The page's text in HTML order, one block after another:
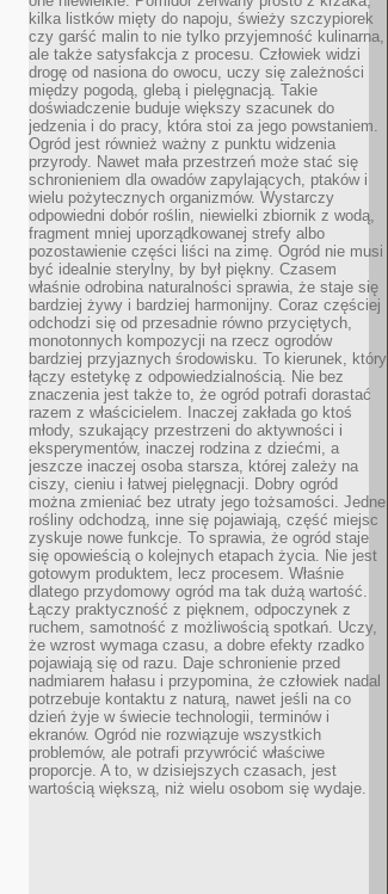
kilka listków mięty do napoju, świeży szczypiorek
czy garść malin to nie tylko przyjemność kulinarna,
ale także satysfakcja z procesu. Człowiek widzi
drogę od nasiona do owocu, uczy się zależności
między pogodą, glebą i pielęgnacją. Takie
doświadczenie buduje większy szacunek do
jedzenia i do pracy, która stoi za jego powstaniem.
Ogród jest również ważny z punktu widzenia
przyrody. Nawet mała przestrzeń może stać się
schronieniem dla owadów zapylających, ptaków i
wielu pożytecznych organizmów. Wystarczy
odpowiedni dobór roślin, niewielki zbiornik z wodą,
fragment mniej uporządkowanej strefy albo
pozostawienie części liści na zimę. Ogród nie musi
być idealnie sterylny, by był piękny. Czasem
właśnie odrobina naturalności sprawia, że staje się
bardziej żywy i bardziej harmonijny. Coraz częściej
odchodzi się od przesadnie równo przyciętych,
monotonnych kompozycji na rzecz ogrodów
bardziej przyjaznych środowisku. To kierunek, który
łączy estetykę z odpowiedzialnością. Nie bez
znaczenia jest także to, że ogród potrafi dorastać
razem z właścicielem. Inaczej zakłada go ktoś
młody, szukający przestrzeni do aktywności i
eksperymentów, inaczej rodzina z dziećmi, a
jeszcze inaczej osoba starsza, której zależy na
ciszy, cieniu i łatwej pielęgnacji. Dobry ogród
można zmieniać bez utraty jego tożsamości. Jedne
rośliny odchodzą, inne się pojawiają, część miejsc
zyskuje nowe funkcje. To sprawia, że ogród staje
się opowieścią o kolejnych etapach życia. Nie jest
gotowym produktem, lecz procesem. Właśnie
dlatego przydomowy ogród ma tak dużą wartość.
Łączy praktyczność z pięknem, odpoczynek z
ruchem, samotność z możliwością spotkań. Uczy,
że wzrost wymaga czasu, a dobre efekty rzadko
pojawiają się od razu. Daje schronienie przed
nadmiarem hałasu i przypomina, że człowiek nadal
potrzebuje kontaktu z naturą, nawet jeśli na co
dzień żyje w świecie technologii, terminów i
ekranów. Ogród nie rozwiązuje wszystkich
problemów, ale potrafi przywrócić właściwe
proporcje. A to, w dzisiejszych czasach, jest
wartością większą, niż wielu osobom się wydaje.